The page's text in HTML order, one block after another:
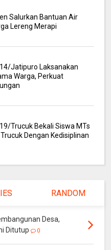
Salurkan Bantuan Air
Lereng Merapi
Jatipuro Laksanakan
Warga, Perkuat
Trucuk Bekali Siswa MTs
Dengan Kedisiplinan
RANDOM
Desa,
Ditutup
0